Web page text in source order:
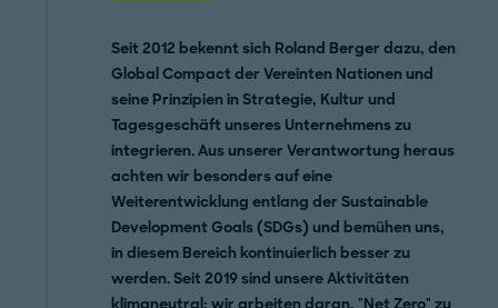
Seit 2012 bekennt sich Roland Berger dazu, den
Global Compact der Vereinten Nationen und
seine Prinzipien in Strategie, Kultur und
Tagesgeschäft unseres Unternehmens zu
integrieren. Aus unserer Verantwortung heraus
achten wir besonders auf eine
Weiterentwicklung entlang der Sustainable
Development Goals (SDGs) und bemühen uns,
in diesem Bereich kontinuierlich besser zu
werden. Seit 2019 sind unsere Aktivitäten
klimaneutral; wir arbeiten daran, "Net Zero" zu